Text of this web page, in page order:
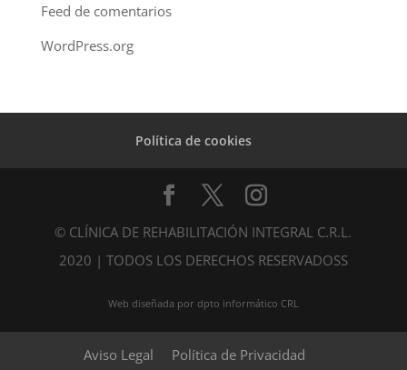
Feed de comentarios
WordPress.org
Política de cookies
© CLÍNICA DE REHABILITACIÓN INTEGRAL C.R.L.
2020 | TODOS LOS DERECHOS RESERVADOSS
Web diseñada por dpto informático CRL
Aviso Legal Política de Privacidad